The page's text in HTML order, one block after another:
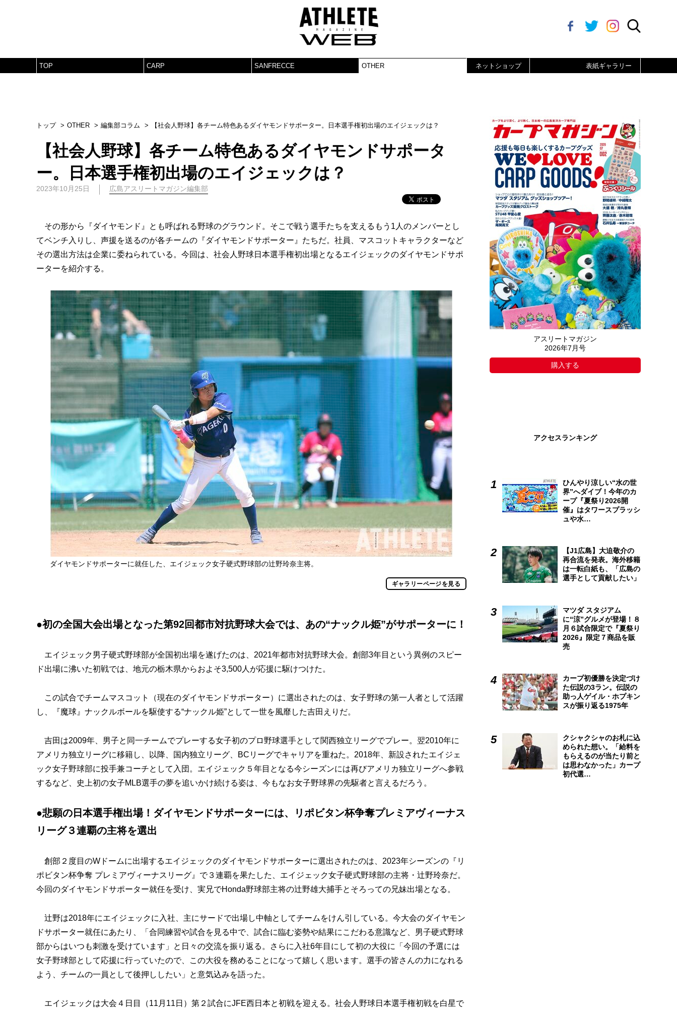
TOP CARP SANFRECCE OTHER ネットショップ 表紙ギャラリー
トップ OTHER 編集部コラム 【社会人野球】各チーム特色あるダイヤモンドサポーター。日本選手権初出場のエイジェックは？
【社会人野球】各チーム特色あるダイヤモンドサポータ
ー。日本選手権初出場のエイジェックは？
2023年10月25日 広島アスリートマガジン編集部
その形から『ダイヤモンド』とも呼ばれる野球のグラウンド。そこで戦う選手たちを支えるもう1人のメンバーとし
てベンチ入りし、声援を送るのが各チームの『ダイヤモンドサポーター』たちだ。社員、マスコットキャラクターなど
その選出方法は企業に委ねられている。今回は、社会人野球日本選手権初出場となるエイジェックのダイヤモンドサポ
ーターを紹介する。
ダイヤモンドサポーターに就任した、エイジェック女子硬式野球部の辻野玲奈主将。
ギャラリーページを見る
●初の全国大会出場となった第92回都市対抗野球大会では、あの“ナックル姫”がサポーターに！
エイジェック男子硬式野球部が全国初出場を遂げたのは、2021年都市対抗野球大会。創部3年目という異例のスピー
ド出場に沸いた初戦では、地元の栃木県からおよそ3,500人が応援に駆けつけた。
この試合でチームマスコット（現在のダイヤモンドサポーター）に選出されたのは、女子野球の第一人者として活躍
し、『魔球』ナックルボールを駆使する“ナックル姫”として一世を風靡した吉田えりだ。
吉田は2009年、男子と同一チームでプレーする女子初のプロ野球選手として関西独立リーグでプレー。翌2010年に
アメリカ独立リーグに移籍し、以降、国内独立リーグ、BCリーグでキャリアを重ねた。2018年、新設されたエイジェ
ック女子野球部に投手兼コーチとして入団。エイジェック５年目となる今シーズンには再びアメリカ独立リーグへ参戦
するなど、史上初の女子MLB選手の夢を追いかけ続ける姿は、今もなお女子野球界の先駆者と言えるだろう。
●悲願の日本選手権出場！ダイヤモンドサポーターには、リポビタン杯争奪プレミアヴィーナス
リーグ３連覇の主将を選出
創部２度目のWドームに出場するエイジェックのダイヤモンドサポーターに選出されたのは、2023年シーズンの『リ
ポビタン杯争奪 プレミアヴィーナスリーグ』で３連覇を果たした、エイジェック女子硬式野球部の主将・辻野玲奈だ。
今回のダイヤモンドサポーター就任を受け、実兄でHonda野球部主将の辻野雄大捕手とそろっての兄妹出場となる。
辻野は2018年にエイジェックに入社、主にサードで出場し中軸としてチームをけん引している。今大会のダイヤモン
ドサポーター就任にあたり、「合同練習や試合を見る中で、試合に臨む姿勢や結果にこだわる意識など、男子硬式野球
部からはいつも刺激を受けています」と日々の交流を振り返る。さらに入社6年目にして初の大役に「今回の予選には
女子野球部として応援に行っていたので、この大役を務めることになって嬉しく思います。選手の皆さんの力になれる
よう、チームの一員として後押ししたい」と意気込みを語った。
エイジェックは大会４日目（11月11日）第２試合にJFE西日本と初戦を迎える。社会人野球日本選手権初戦を白星で
アスリートマガジン
2026年7月号
購入する
アクセスランキング
ひんやり涼しい“水の世
界”へダイブ！今年のカ
ープ『夏祭り2026開
催』はタワースプラッシ
ュや水…
【J1広島】大迫敬介の
再合流を発表。海外移籍
は一転白紙も、「広島の
選手として貢献したい」
マツダ スタジアム
に“涼”グルメが登場！８
月６試合限定で『夏祭り
2026』限定７商品を販
売
カープ初優勝を決定づけ
た伝説の3ラン。伝説の
助っ人ゲイル・ホプキン
スが振り返る1975年
クシャクシャのお札に込
められた想い。「給料を
もらえるのが当たり前と
は思わなかった」カープ
初代選…